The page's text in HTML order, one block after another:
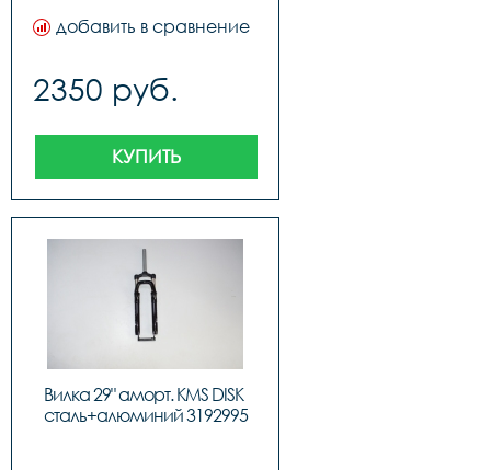
добавить в сравнение
2350 руб.
КУПИТЬ
Вилка 29" аморт. KMS DISK
сталь+алюминий 3192995